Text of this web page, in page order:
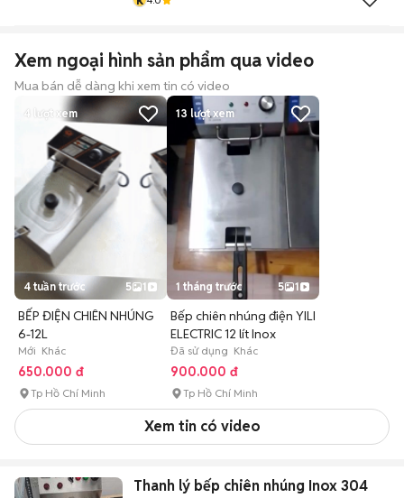
Xem ngoại hình sản phẩm qua video
Mua bán dễ dàng khi xem tin có video
4 lượt xem
4 tuần trước 5 1
BẾP ĐIỆN CHIÊN NHÚNG
6-12L
Mới Khác
650.000 đ
Tp Hồ Chí Minh
13 lượt xem
1 tháng trước 5 1
Bếp chiên nhúng điện YILI
ELECTRIC 12 lít Inox
Đã sử dụng Khác
900.000 đ
Tp Hồ Chí Minh
Xem tin có video
Thanh lý bếp chiên nhúng Inox 304